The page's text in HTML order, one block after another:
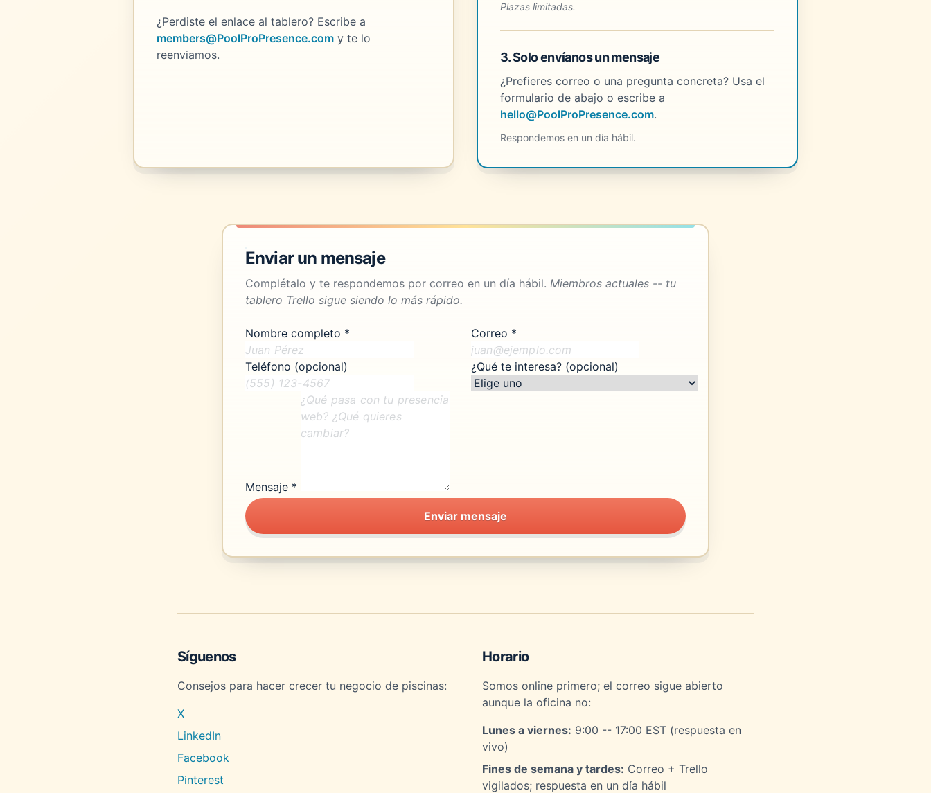
¿Perdiste el enlace al tablero? Escribe a
members@PoolProPresence.com y te lo
reenviamos.
Plazas limitadas.
3. Solo envíanos un mensaje
¿Prefieres correo o una pregunta concreta? Usa el
formulario de abajo o escribe a
hello@PoolProPresence.com.
Respondemos en un día hábil.
Enviar un mensaje
Complétalo y te respondemos por correo en un día hábil. Miembros actuales -- tu
tablero Trello sigue siendo lo más rápido.
Nombre completo * Correo *
Teléfono (opcional) ¿Qué te interesa? (opcional)
Mensaje *
Enviar mensaje
Síguenos
Consejos para hacer crecer tu negocio de piscinas:
X
LinkedIn
Facebook
Pinterest
Horario
Somos online primero; el correo sigue abierto
aunque la oficina no:
Lunes a viernes: 9:00 -- 17:00 EST (respuesta en
vivo)
Fines de semana y tardes: Correo + Trello
vigilados; respuesta en un día hábil